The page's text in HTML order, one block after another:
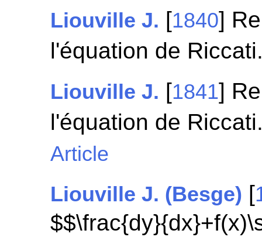
Liouville J. [1840]
l'équation de
Liouville J. [1841]
l'équation de
Article
Liouville J. (Besge) [